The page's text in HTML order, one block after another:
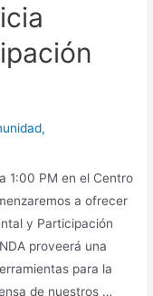
,
1:00 PM en el Centro
a ofrecer
y Participación
proveerá una
para la
de nuestros …